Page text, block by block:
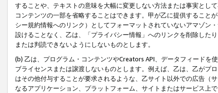
することや、テキストの意味を大幅に変更しない方法または事実とし
コンテンツの一部を省略することはできます。甲が乙に提供すること
シー規約情報へのリンク）としてフォーマットされていないアマゾン
設けることなく、乙は、「プライバシー情報」へのリンクを削除した
または判読できないようにしないものとします。
(b) 乙は、プログラム・コンテンツやCreators API、データフィード
ブライセンスまたは譲渡しないものとします。例えば、乙は、乙がプ
はその他付与することが要求されるような、乙サイト以外での広告（
なるアプリケーション、プラットフォーム、サイトまたはサービス上